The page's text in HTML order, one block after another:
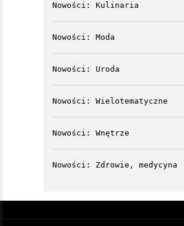
Nowości: Kulinaria
Nowości: Moda
Nowości: Uroda
Nowości: Wielotematyczne
Nowości: Wnętrze
Nowości: Zdrowie, medycyna